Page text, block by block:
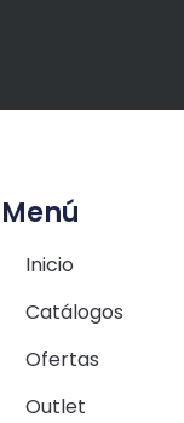
Menú
Inicio
Catálogos
Ofertas
Outlet